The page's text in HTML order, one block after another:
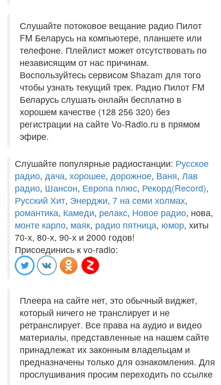
Слушайте потоковое вещание радио Пилот
FM Беларусь на компьютере, планшете или
телефоне. Плейлист может отсутствовать по
независящим от нас причинам.
Воспользуйтесь сервисом Shazam для того
чтобы узнать текущий трек. Радио Пилот FM
Беларусь слушать онлайн бесплатно в
хорошем качестве (128 256 320) без
регистрации на сайте Vo-Radio.ru в прямом
эфире.
Слушайте популярные радиостанции: Русское
радио, дача, хорошее, дорожное, Ваня, Лав
радио, Шансон, Европа плюс, Рекорд(Record),
Русский Хит, Энерджи, 7 на семи холмах,
романтика, Камеди, релакс, Новое радио, нова,
монте карло, маяк, радио пятница, юмор, хиты
70-х, 80-х, 90-х и 2000 годов!
Присоединись к vo-radio:
Плеера на сайте нет, это обычный виджет,
который ничего не транслирует и не
ретранслирует. Все права на аудио и видео
материалы, представленные на нашем сайте
принадлежат их законным владельцам и
предназначены только для ознакомления. Для
прослушивания просим переходить по ссылке